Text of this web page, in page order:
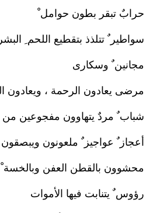
حرابٌ تبقر بطون حوامل ْ
سواطير ٌ تتلذذ بتقطيع اللحم
مجانين ٌ وسكارى
مرضى يعادون الرحمة ، ويعادون
شباب ٌ مردٌ يتهاوون مفجوعين من
أعجاز ٌ عواجيز ٌ ملعونون ويبصقون
محشوون بالقطن العفن وبالخسة ْ
رؤوس ٌ يتنابت فيها الأموات